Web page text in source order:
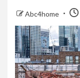
Abc4home